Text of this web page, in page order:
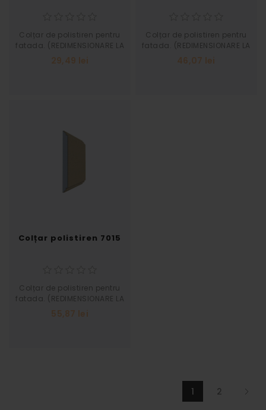
Colțar de polistiren pentru
fatada. (REDIMENSIONARE LA
SOLICITAREA CLIENTULUI)
Grosime 30 Inaltime 160
29,49 lei
Colțar de polistiren pentru
fatada. (REDIMENSIONARE LA
SOLICITAREA CLIENTULUI)
Grosime 50 Inaltime 280
46,07 lei
Colțar polistiren 7015
Colțar de polistiren pentru
fatada. (REDIMENSIONARE LA
SOLICITAREA CLIENTULUI)
Grosime 35 Inaltime 354
55,87 lei
1 2